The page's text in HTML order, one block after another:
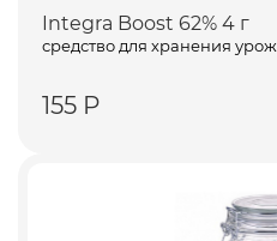
Integra Boost 62% 4 г
средство для хранения
155 Р